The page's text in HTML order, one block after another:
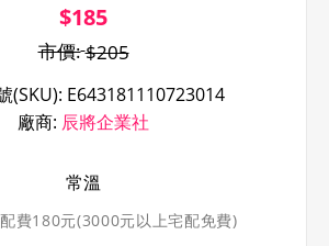
$185
市價:$205
(SKU): E643181110723014
廠商: 辰將企業社
常溫
費180元(3000元以上宅配免費)